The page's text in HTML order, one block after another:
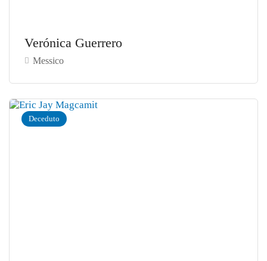
Verónica Guerrero
Messico
Deceduto